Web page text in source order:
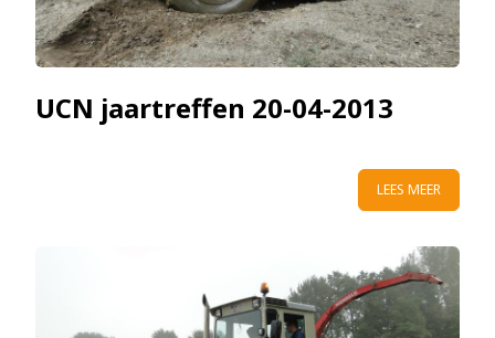
UCN jaartreffen 20-04-2013
LEES MEER